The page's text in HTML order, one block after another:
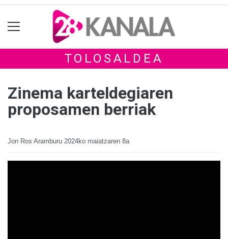
TOLOSALDEA
Zinema karteldegiaren
proposamen berriak
Jon Ros Aramburu 2024ko maiatzaren 8a